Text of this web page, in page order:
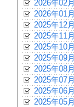
2026年02月
2026年01月
2025年12月
2025年11月
2025年10月
2025年09月
2025年08月
2025年07月
2025年06月
2025年05月